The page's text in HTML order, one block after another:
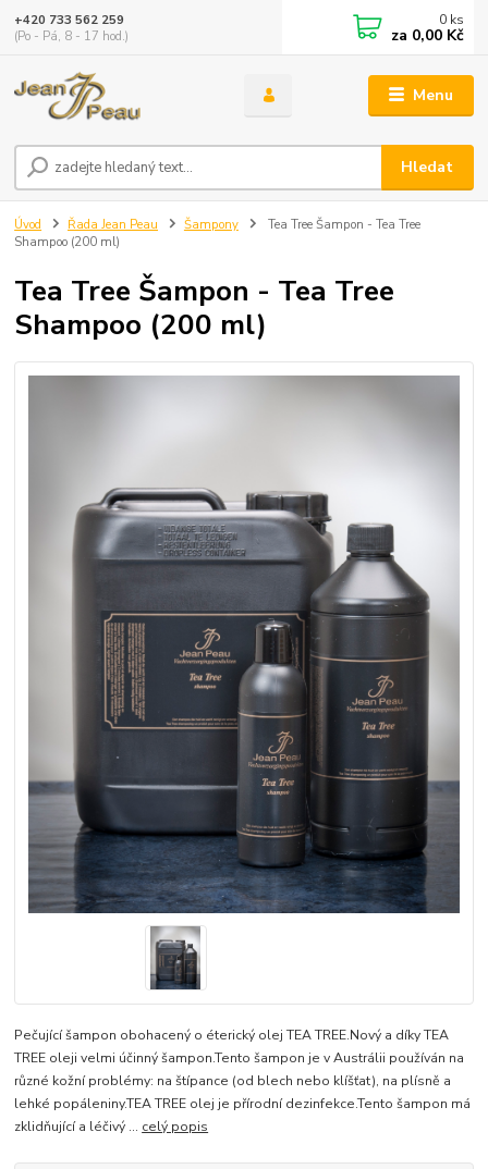
Menu
Hledat
+420 733 562 259
(Po - Pá, 8 - 17 hod.)
0 ks
za 0,00 Kč
Úvod Řada Jean Peau Šampony
Tea Tree Šampon - Tea Tree
Shampoo (200 ml)
Tea Tree Šampon - Tea Tree
Shampoo (200 ml)
Pečující šampon obohacený o éterický olej TEA TREE.Nový a díky TEA
TREE oleji velmi účinný šampon.Tento šampon je v Austrálii používán na
různé kožní problémy: na štípance (od blech nebo klíšťat), na plísně a
lehké popáleniny.TEA TREE olej je přírodní dezinfekce.Tento šampon má
zklidňující a léčivý ... celý popis